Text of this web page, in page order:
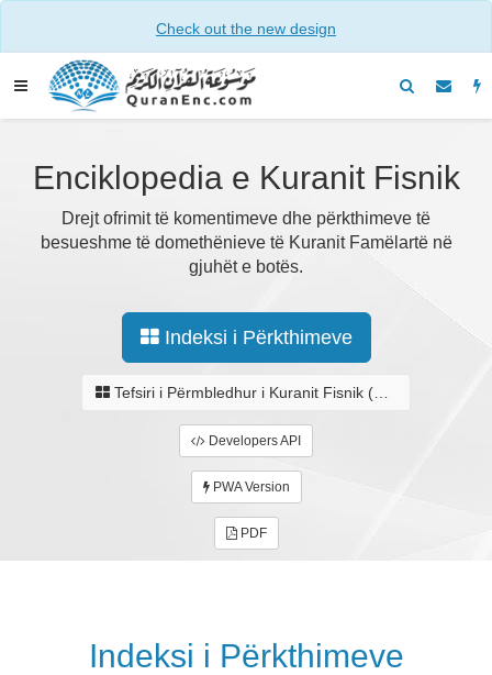
Check out the new design
Enciklopedia e Kuranit Fisnik
Drejt ofrimit të komentimeve dhe përkthimeve të
besueshme të domethënieve të Kuranit Famëlartë në
gjuhët e botës.
Indeksi i Përkthimeve
Tefsiri i Përmbledhur i Kuranit Fisnik (El Muhtesar)
Developers API
PWA Version
PDF
Indeksi i Përkthimeve